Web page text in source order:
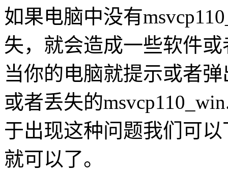
如果电脑中没有
失，就会造成一些软件
当你的电脑就提示或者
或者丢失的
于出现这种问题我们可
就可以了。